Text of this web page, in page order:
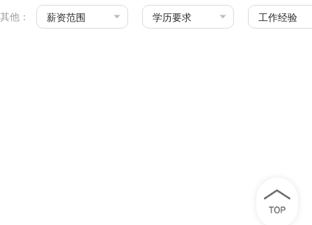
其他： 薪资范围 学历要求 工作经验